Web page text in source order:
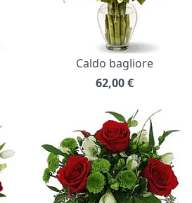
Caldo bagliore
62,00€